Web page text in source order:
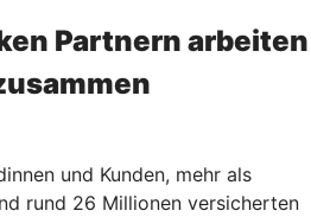
Partnern arbeiten
und Kunden, mehr als
rund 26 Millionen versicherten